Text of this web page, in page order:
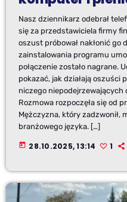
Nasz dziennikarz odebrał
się za przedstawiciela firmy
oszust próbował nakłonić
zainstalowania programu
połączenie zostało nagrane.
pokazać, jak działają oszuści
niczego niepodejrzewających
Rozmowa rozpoczęła się od
Mężczyzna, który zadzwonił,
branżowego języka. […]
today 28.10.2025, 13:14 1